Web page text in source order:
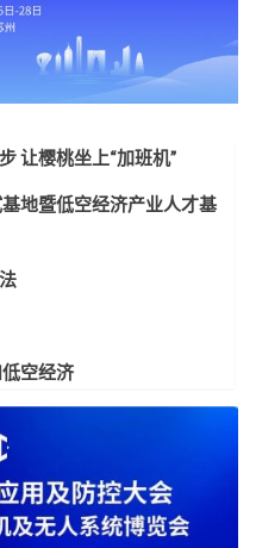
让樱桃坐上“加班机”
地暨低空经济产业人才基
空经济